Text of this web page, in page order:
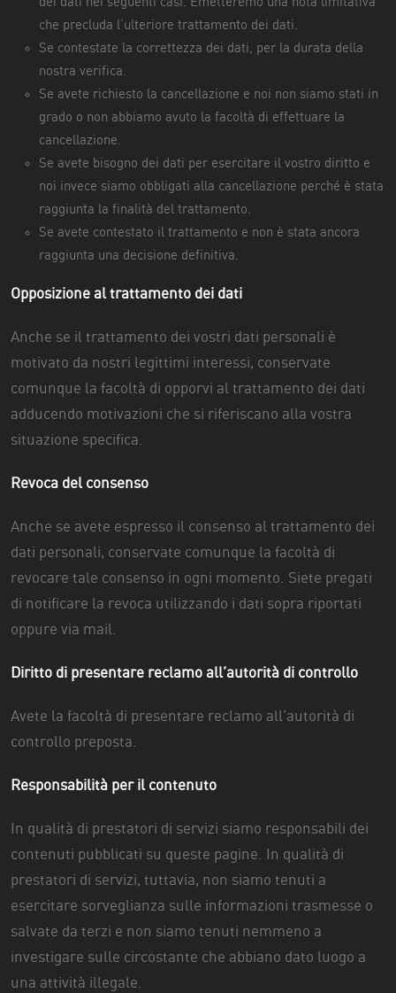
che precluda l’ulteriore trattamento dei dati.
Se contestate la correttezza dei dati, per la durata della
nostra verifica.
Se avete richiesto la cancellazione e noi non siamo stati in
grado o non abbiamo avuto la facoltà di effettuare la
cancellazione.
Se avete bisogno dei dati per esercitare il vostro diritto e
noi invece siamo obbligati alla cancellazione perché è stata
raggiunta la finalità del trattamento.
Se avete contestato il trattamento e non è stata ancora
raggiunta una decisione definitiva.
Opposizione al trattamento dei dati
Anche se il trattamento dei vostri dati personali è
motivato da nostri legittimi interessi, conservate
comunque la facoltà di opporvi al trattamento dei dati
adducendo motivazioni che si riferiscano alla vostra
situazione specifica.
Revoca del consenso
Anche se avete espresso il consenso al trattamento dei
dati personali, conservate comunque la facoltà di
revocare tale consenso in ogni momento. Siete pregati
di notificare la revoca utilizzando i dati sopra riportati
oppure via mail.
Diritto di presentare reclamo all’autorità di controllo
Avete la facoltà di presentare reclamo all’autorità di
controllo preposta.
Responsabilità per il contenuto
In qualità di prestatori di servizi siamo responsabili dei
contenuti pubblicati su queste pagine. In qualità di
prestatori di servizi, tuttavia, non siamo tenuti a
esercitare sorveglianza sulle informazioni trasmesse o
salvate da terzi e non siamo tenuti nemmeno a
investigare sulle circostante che abbiano dato luogo a
una attività illegale.